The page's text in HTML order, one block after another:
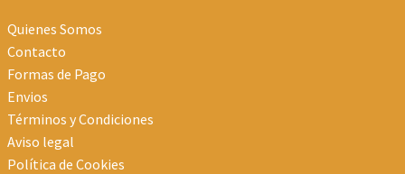
Quienes Somos
Contacto
Formas de Pago
Envios
Términos y Condiciones
Aviso legal
Política de Cookies